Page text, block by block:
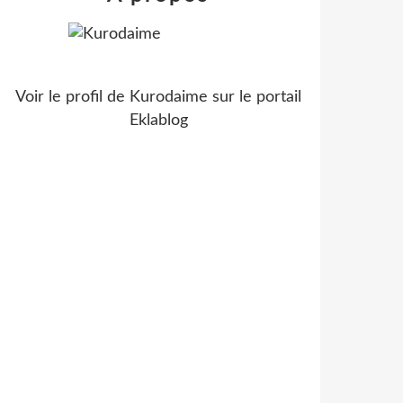
Voir le profil de Kurodaime sur le portail
Eklablog